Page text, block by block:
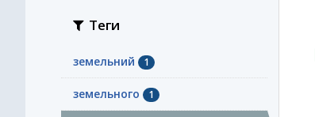
Теги
земельний 1
земельного 1